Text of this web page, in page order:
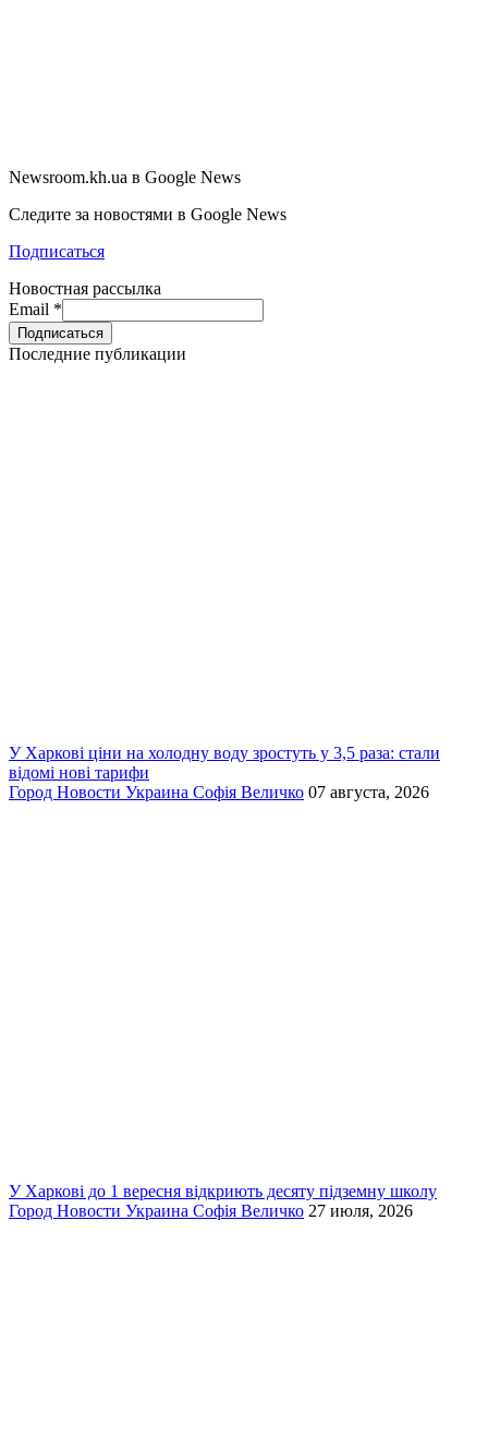
Newsroom.kh.ua в Google News
Следите за новостями в Google News
Подписаться
Новостная рассылка
Email *
Последние публикации
У Харкові ціни на холодну воду зростуть у 3,5 раза: стали
відомі нові тарифи
Город Новости Украина Софія Величко 07 августа, 2026
У Харкові до 1 вересня відкриють десяту підземну школу
Город Новости Украина Софія Величко 27 июля, 2026